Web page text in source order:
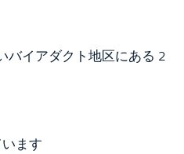
バイアダクト地区にある 2
ます